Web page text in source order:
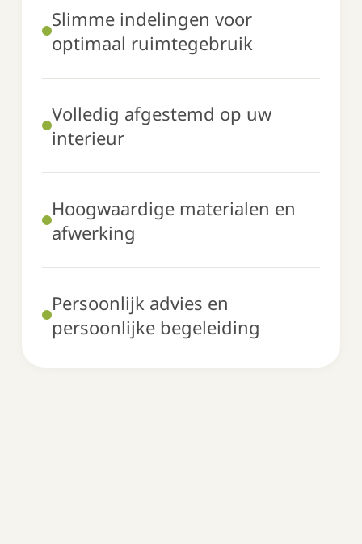
Slimme indelingen voor
optimaal ruimtegebruik
Volledig afgestemd op uw
interieur
Hoogwaardige materialen en
afwerking
Persoonlijk advies en
persoonlijke begeleiding